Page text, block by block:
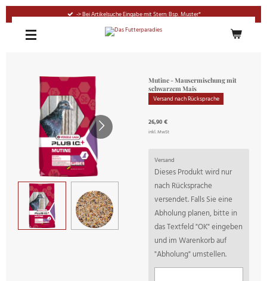
springen
-> Bei Artikelsuche Eingabe mit Stern: Bsp. Muster*
Mutine - Mausermischung mit
schwarzem Mais
Versand nach Rücksprache
26,90 €
inkl. MwSt
Versand
Dieses Produkt wird nur
nach Rücksprache
versendet. Falls Sie eine
Abholung planen, bitte in
das Textfeld "OK" eingeben
und im Warenkorb auf
"Abholung" umstellen.